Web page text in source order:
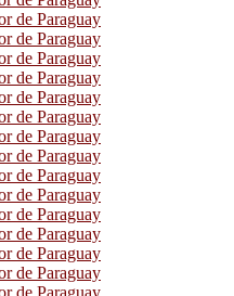
de Paraguay
de Paraguay
de Paraguay
de Paraguay
de Paraguay
de Paraguay
de Paraguay
de Paraguay
de Paraguay
de Paraguay
de Paraguay
de Paraguay
de Paraguay
de Paraguay
de Paraguay